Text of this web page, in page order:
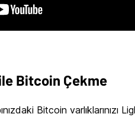
Bitcoin Çekme
Bitcoin